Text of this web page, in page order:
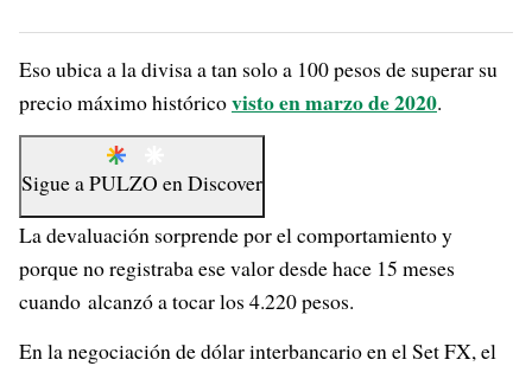
Eso ubica a la divisa a tan solo a 100 pesos de superar su
precio máximo históricovisto en marzo de 2020.
Sigue aPULZO enDiscover
La devaluación sorprende por el comportamiento y
porque no registraba ese valor desde hace 15 meses
cuando alcanzó a tocar los 4.220 pesos.
En la negociación de dólar interbancario en el Set FX, el